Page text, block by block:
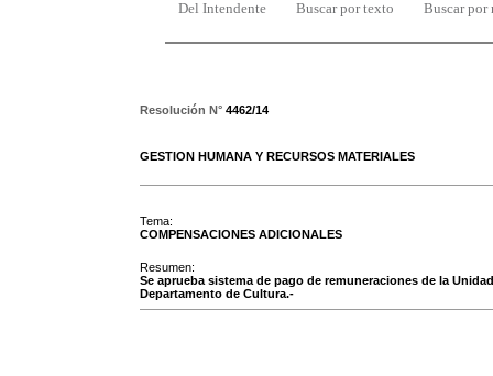
Del Intendente Buscar por texto Buscar por
Resolución N° 4462/14
GESTION HUMANA Y RECURSOS MATERIALES
Tema:
COMPENSACIONES ADICIONALES
Resumen:
Se aprueba sistema de pago de remuneraciones de la
Departamento de Cultura.-